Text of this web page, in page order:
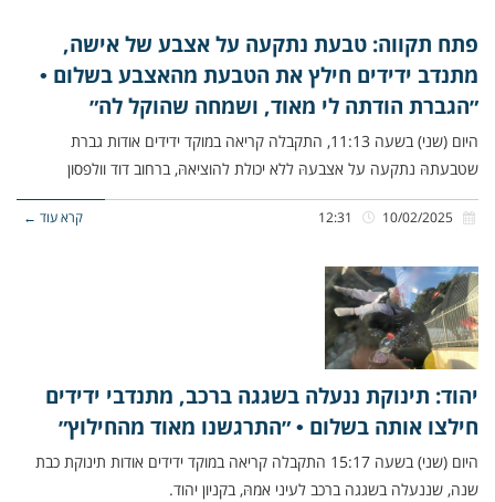
פתח תקווה: טבעת נתקעה על אצבע של אישה,
מתנדב ידידים חילץ את הטבעת מהאצבע בשלום •
״הגברת הודתה לי מאוד, ושמחה שהוקל לה״
היום (שני) בשעה 11:13, התקבלה קריאה במוקד ידידים אודות גברת
שטבעתהּ נתקעה על אצבעהּ ללא יכולת להוציאהּ, ברחוב דוד וולפסון
קרא עוד ←
יהוד: תינוקת ננעלה בשגגה ברכב, מתנדבי ידידים
חילצו אותה בשלום • ״התרגשנו מאוד מהחילוץ״
היום (שני) בשעה 15:17 התקבלה קריאה במוקד ידידים אודות תינוקת כבת
שנה, שננעלה בשגגה ברכב לעיני אמהּ, בקניון יהוד.